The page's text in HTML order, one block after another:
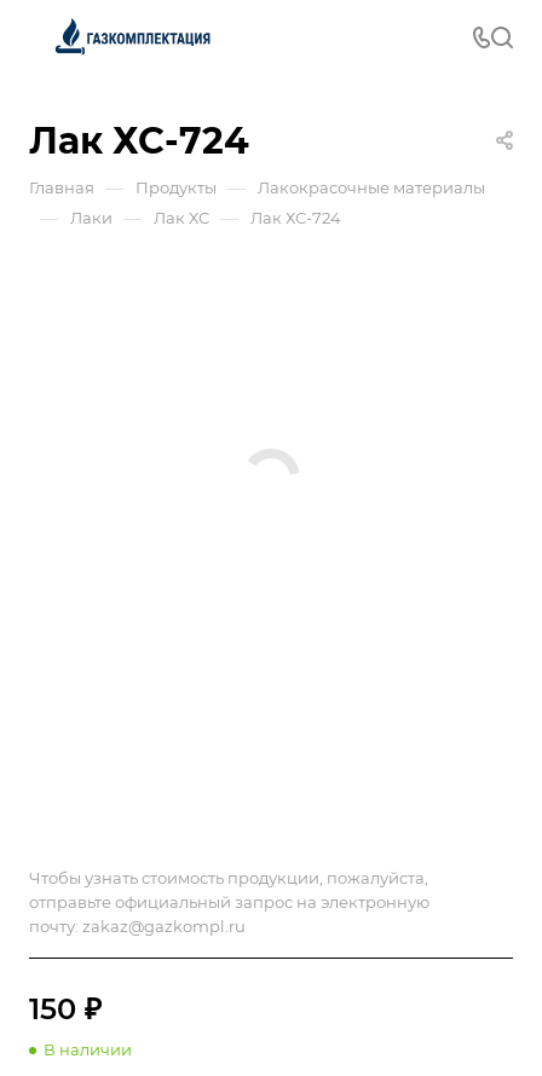
Лак ХС-724
Главная — Продукты — Лакокрасочные материалы
— Лаки — Лак ХС — Лак ХС-724
Чтобы узнать стоимость продукции, пожалуйста,
отправьте официальный запрос на электронную
почту: zakaz@gazkompl.ru
150 ₽
В наличии